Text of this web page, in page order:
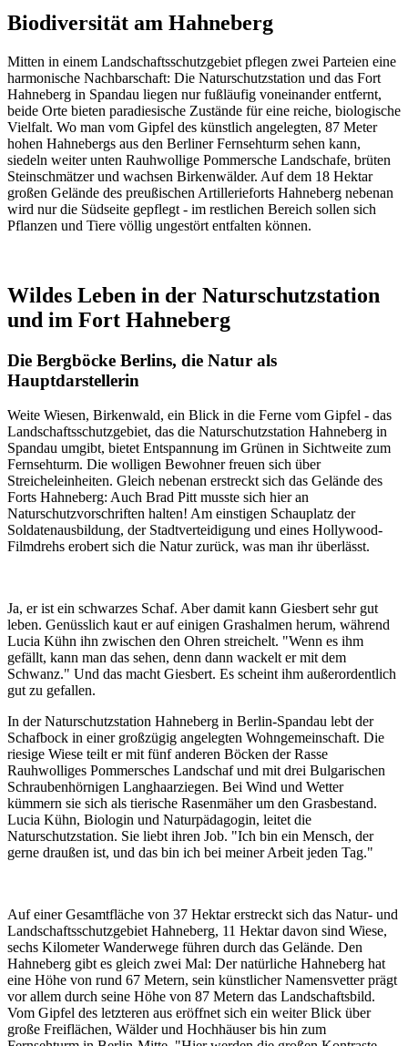
Biodiversität am Hahneberg
Mitten in einem Landschaftsschutzgebiet pflegen zwei Parteien eine
harmonische Nachbarschaft: Die Naturschutzstation und das Fort
Hahneberg in Spandau liegen nur fußläufig voneinander entfernt,
beide Orte bieten paradiesische Zustände für eine reiche, biologische
Vielfalt. Wo man vom Gipfel des künstlich angelegten, 87 Meter
hohen Hahnebergs aus den Berliner Fernsehturm sehen kann,
siedeln weiter unten Rauhwollige Pommersche Landschafe, brüten
Steinschmätzer und wachsen Birkenwälder. Auf dem 18 Hektar
großen Gelände des preußischen Artillerieforts Hahneberg nebenan
wird nur die Südseite gepflegt - im restlichen Bereich sollen sich
Pflanzen und Tiere völlig ungestört entfalten können.
Wildes Leben in der Naturschutzstation
und im Fort Hahneberg
Die Bergböcke Berlins, die Natur als
Hauptdarstellerin
Weite Wiesen, Birkenwald, ein Blick in die Ferne vom Gipfel - das
Landschaftsschutzgebiet, das die Naturschutzstation Hahneberg in
Spandau umgibt, bietet Entspannung im Grünen in Sichtweite zum
Fernsehturm. Die wolligen Bewohner freuen sich über
Streicheleinheiten. Gleich nebenan erstreckt sich das Gelände des
Forts Hahneberg: Auch Brad Pitt musste sich hier an
Naturschutzvorschriften halten! Am einstigen Schauplatz der
Soldatenausbildung, der Stadtverteidigung und eines Hollywood-
Filmdrehs erobert sich die Natur zurück, was man ihr überlässt.
Ja, er ist ein schwarzes Schaf. Aber damit kann Giesbert sehr gut
leben. Genüsslich kaut er auf einigen Grashalmen herum, während
Lucia Kühn ihn zwischen den Ohren streichelt. "Wenn es ihm
gefällt, kann man das sehen, denn dann wackelt er mit dem
Schwanz." Und das macht Giesbert. Es scheint ihm außerordentlich
gut zu gefallen.
In der Naturschutzstation Hahneberg in Berlin-Spandau lebt der
Schafbock in einer großzügig angelegten Wohngemeinschaft. Die
riesige Wiese teilt er mit fünf anderen Böcken der Rasse
Rauhwolliges Pommersches Landschaf und mit drei Bulgarischen
Schraubenhörnigen Langhaarziegen. Bei Wind und Wetter
kümmern sie sich als tierische Rasenmäher um den Grasbestand.
Lucia Kühn, Biologin und Naturpädagogin, leitet die
Naturschutzstation. Sie liebt ihren Job. "Ich bin ein Mensch, der
gerne draußen ist, und das bin ich bei meiner Arbeit jeden Tag."
Auf einer Gesamtfläche von 37 Hektar erstreckt sich das Natur- und
Landschaftsschutzgebiet Hahneberg, 11 Hektar davon sind Wiese,
sechs Kilometer Wanderwege führen durch das Gelände. Den
Hahneberg gibt es gleich zwei Mal: Der natürliche Hahneberg hat
eine Höhe von rund 67 Metern, sein künstlicher Namensvetter prägt
vor allem durch seine Höhe von 87 Metern das Landschaftsbild.
Vom Gipfel des letzteren aus eröffnet sich ein weiter Blick über
große Freiflächen, Wälder und Hochhäuser bis hin zum